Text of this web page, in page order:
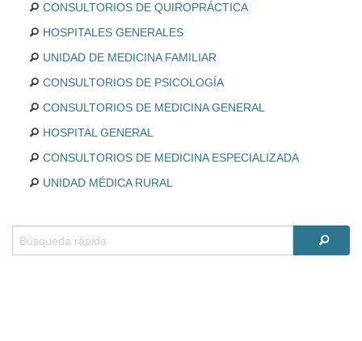
CONSULTORIOS DE QUIROPRÁCTICA
HOSPITALES GENERALES
UNIDAD DE MEDICINA FAMILIAR
CONSULTORIOS DE PSICOLOGÍA
CONSULTORIOS DE MEDICINA GENERAL
HOSPITAL GENERAL
CONSULTORIOS DE MEDICINA ESPECIALIZADA
UNIDAD MÉDICA RURAL